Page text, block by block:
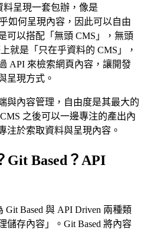
料呈現一套包辦，像是
如何呈現內容，因此可以自由
可以搭配「無頭 CMS」，無頭
就是「只在乎資料的 CMS」，
API 來檢索網頁內容，讓開發
呈現方式。
與內容管理，自由度是其最大的
之後可以一邊專注的產出內
注於索取資料與呈現內容。
Git Based？API
Based 與 API Driven 兩種類
儲存內容」。Git Based 將內容